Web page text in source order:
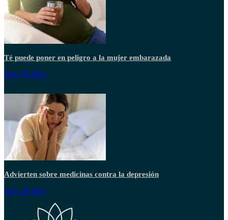
Té puede poner en peligro a la mujer embarazada
hace 19 años
Advierten sobre medicinas contra la depresión
hace 20 años